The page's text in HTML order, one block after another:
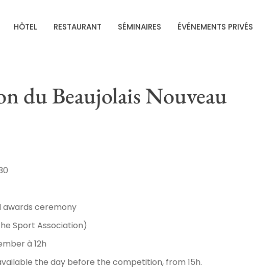
HÔTEL RESTAURANT SÉMINAIRES ÉVÉNEMENTS PRIVÉS
du Beaujolais Nouveau
awards ceremony
Sport Association)
à 12h
the day before the competition, from 15h.